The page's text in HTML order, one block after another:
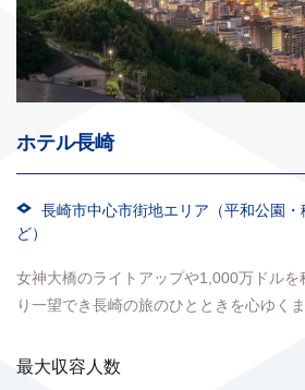
ホテル長崎
長崎市中心市街地エリア（平和公園
ど）
女神大橋のライトアップや1,000万ドルを
り一望でき長崎の旅のひとときを心ゆく
最大収容人数